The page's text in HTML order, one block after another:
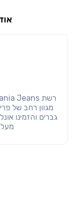
מגוון רחב של
גברים והזמינו
מעל 199₪. משלוחים